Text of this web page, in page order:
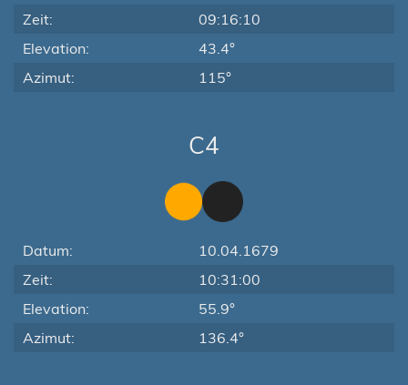
Zeit:
09:16:10
Elevation:
43.4°
Azimut:
115°
C4
Datum:
10.04.1679
Zeit:
10:31:00
Elevation:
55.9°
Azimut:
136.4°